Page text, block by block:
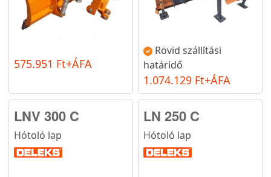
575.951 Ft+ÁFA
Rövid szállítási
határidő
1.074.129 Ft+ÁFA
LNV 300 C
Hótoló lap
LN 250 C
Hótoló lap